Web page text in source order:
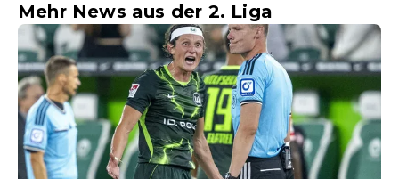
Mehr News aus der 2. Liga